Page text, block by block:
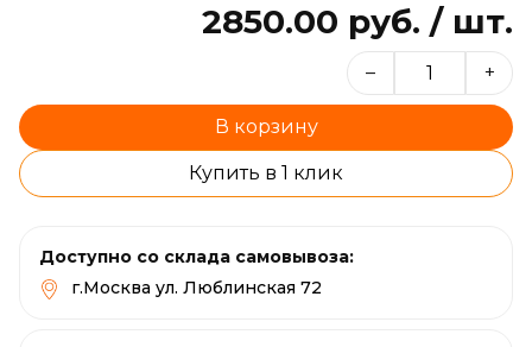
2850.00 руб. / шт.
– +
В корзину
Купить в 1 клик
Доступно со склада самовывоза:
г.Москва ул. Люблинская 72